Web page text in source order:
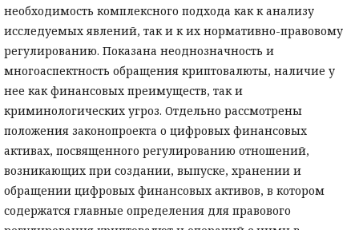
необходимость комплексного подхода как к анализу
исследуемых явлений, так и к их нормативно-правовому
регулированию. Показана неоднозначность и
многоаспектность обращения криптовалюты, наличие у
нее как финансовых преимуществ, так и
криминологических угроз. Отдельно рассмотрены
положения законопроекта о цифровых финансовых
активах, посвященного регулированию отношений,
возникающих при создании, выпуске, хранении и
обращении цифровых финансовых активов, в котором
содержатся главные определения для правового